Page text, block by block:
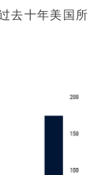
去十年美国所